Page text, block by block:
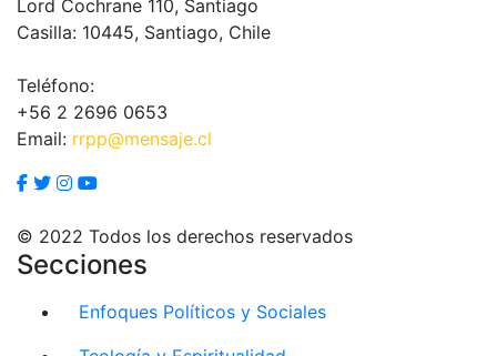
Lord Cochrane 110, Santiago
Casilla: 10445, Santiago, Chile
Teléfono:
+56 2 2696 0653
Email: rrpp@mensaje.cl
© 2022 Todos los derechos reservados
Secciones
Enfoques Políticos y Sociales